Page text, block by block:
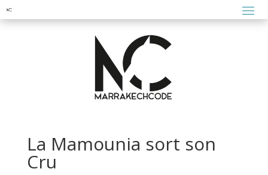
La Mamounia sort son
Cru